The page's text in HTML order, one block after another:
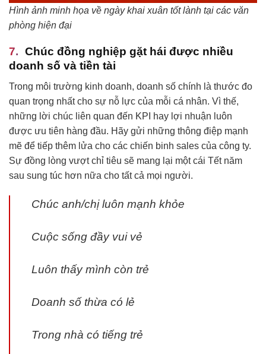
Hình ảnh minh họa về ngày khai xuân tốt lành tại các văn
phòng hiện đại
Chúc đồng nghiệp gặt hái được nhiều
doanh số và tiền tài
Trong môi trường kinh doanh, doanh số chính là thước đo
quan trọng nhất cho sự nỗ lực của mỗi cá nhân. Vì thế,
những lời chúc liên quan đến KPI hay lợi nhuận luôn
được ưu tiên hàng đầu. Hãy gửi những thông điệp mạnh
mẽ để tiếp thêm lửa cho các chiến binh sales của công ty.
Sự đồng lòng vượt chỉ tiêu sẽ mang lại một cái Tết năm
sau sung túc hơn nữa cho tất cả mọi người.
Chúc anh/chị luôn mạnh khỏe
Cuộc sống đầy vui vẻ
Luôn thấy mình còn trẻ
Doanh số thừa có lẻ
Trong nhà có tiếng trẻ